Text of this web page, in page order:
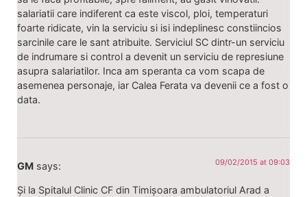
salariatii care indiferent ca este viscol, ploi, temperaturi
foarte ridicate, vin la serviciu si isi indeplinesc constiincios
sarcinile care le sant atribuite. Serviciul SC dintr-un serviciu
de indrumare si control a devenit un serviciu de represiune
asupra salariatilor. Inca am speranta ca vom scapa de
asemenea personaje, iar Calea Ferata va devenii ce a fost o
data.
GM says: 09/02/2015 at 09:03
Și la Spitalul Clinic CF din Timișoara ambulatoriul Arad a